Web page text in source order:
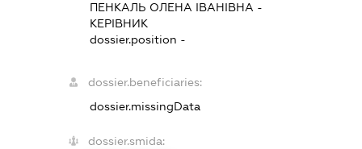
ПЕНКАЛЬ ОЛЕНА ІВАНІВНА -
КЕРІВНИК
dossier.position -
dossier.beneficiaries:
dossier.missingData
dossier.smida: